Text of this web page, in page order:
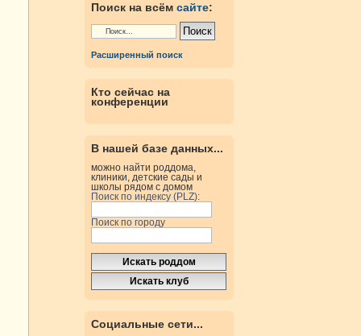
Поиск на всём сайте:
Расширенный поиск
Кто сейчас на
конференции
В нашей базе данных...
можно найти роддома,
клиники, детские сады и
школы рядом с домом
Поиск по индексу (PLZ):
Поиск по городу
Социальные сети...